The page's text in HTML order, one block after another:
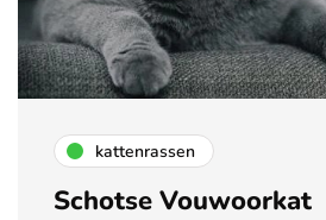
kattenrassen
Schotse Vouwoorkat